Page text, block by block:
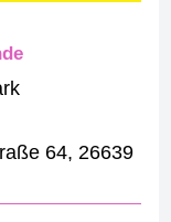
64, 26639